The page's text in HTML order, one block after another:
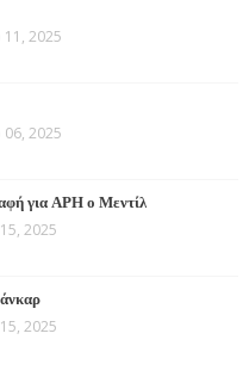
11, 2025
06, 2025
για ΑΡΗ ο Μεντίλ
2025
2025